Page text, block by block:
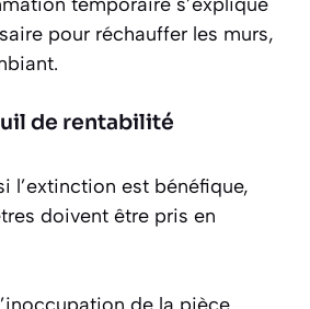
pour réchauffer les murs,
de rentabilité
l’extinction est bénéfique,
doivent être pris en